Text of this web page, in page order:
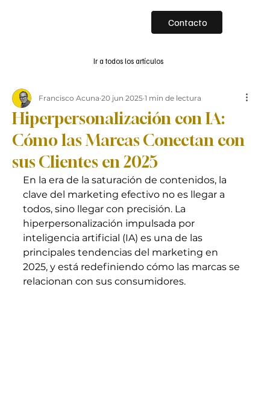
Contacto
Ir a todos los artículos
Hiperpersonalización con IA:
Cómo las Marcas Conectan con
sus Clientes en 2025
Francisco Acuna 20 jun 2025 1 min de lectura
En la era de la saturación de contenidos, la
clave del marketing efectivo no es llegar a
todos, sino llegar con precisión. La
hiperpersonalización impulsada por
inteligencia artificial (IA) es una de las
principales tendencias del marketing en
2025, y está redefiniendo cómo las marcas se
relacionan con sus consumidores.